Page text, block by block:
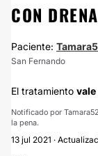
CON
Paciente:
San Fernando
El tratamiento vale
Notificado por
la pena.
13 jul 2021 ·